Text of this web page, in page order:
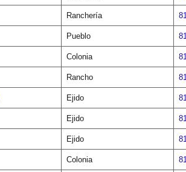
Ranchería
Pueblo
Colonia
Rancho
Ejido
Ejido
Ejido
Colonia